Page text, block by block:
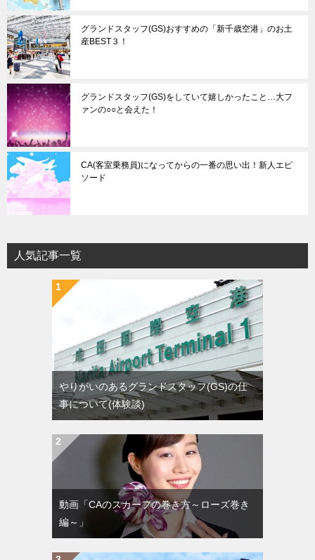
グランドスタッフ(GS)おすすめの「新千歳空港」のお土
産BEST３！
グランドスタッフ(GS)をしていて嬉しかったこと…大フ
ァンの○○と会えた！
CA(客室乗務員)になってからの一番の思い出！新人エピ
ソード
人気記事一覧
やりがいのあるグランドスタッフ(GS)の仕
事について(体験談)
動画「CAのスカーフの巻き方～ローズ巻き
編～」